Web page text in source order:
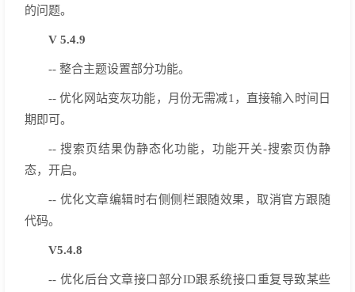
的问题。
V 5.4.9
-- 整合主题设置部分功能。
-- 优化网站变灰功能，月份无需减1，直接输入时间日
期即可。
-- 搜索页结果伪静态化功能，功能开关-搜索页伪静
态，开启。
-- 优化文章编辑时右侧侧栏跟随效果，取消官方跟随
代码。
V5.4.8
-- 优化后台文章接口部分ID跟系统接口重复导致某些